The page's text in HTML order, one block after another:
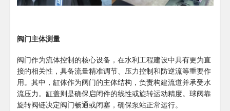
阀门主体测量
阀门作为流体控制的核心设备，在水利工程建设中具有更为直
接的相关性，具备流量精准调节、压力控制和防逆流等重要作
用。其中，缸体作为阀门的主体结构，负责构建流道并承受水
流压力。缸盖则是确保启闭件的线性或旋转运动精度。球阀靠
旋转阀链决定阀门畅通或闭塞，确保泵站正常运行。